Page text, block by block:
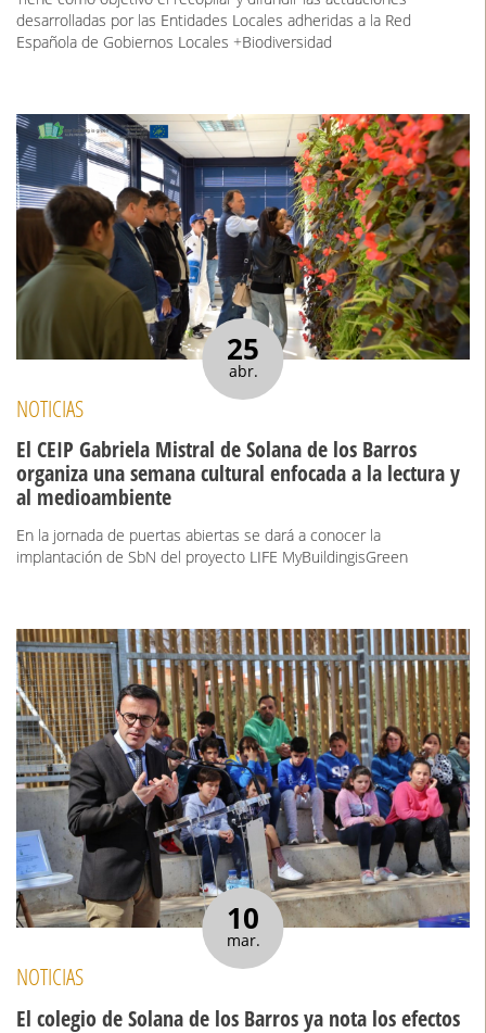
desarrolladas por las Entidades Locales adheridas a la Red
Española de Gobiernos Locales +Biodiversidad
25
abr.
NOTICIAS
El CEIP Gabriela Mistral de Solana de los Barros
organiza una semana cultural enfocada a la lectura y
al medioambiente
En la jornada de puertas abiertas se dará a conocer la
implantación de SbN del proyecto LIFE MyBuildingisGreen
10
mar.
NOTICIAS
El colegio de Solana de los Barros ya nota los efectos